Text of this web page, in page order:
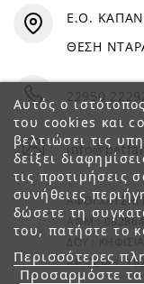
Αυτός ο
του cookies και
βελτιώσει τις
δείξει
τις προτιμήσεις
συνήθειες
δώσετε τη
του, πατήστε το
Περισσότερες
Προσαρμόστε
Ε.Ο.
ΘΕΣΗ
22950 22292
ΑΦΟΙ
ΑΦΜ :
ΔΟΥ :
ΑΡ. ΓΕΜΗ: